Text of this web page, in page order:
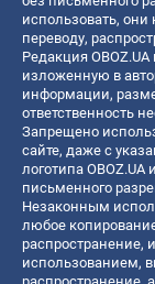
использовать,
переводу,
Редакция
изложенную в
информации,
ответственность
Запрещено
сайте, даже с
логотипа
письменного
Незаконным
любое
распространение,
использованием,